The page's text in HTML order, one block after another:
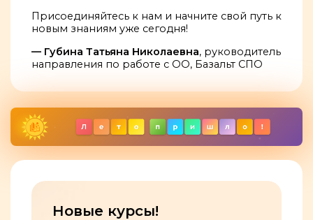
Присоединяйтесь к нам и начните свой путь к
новым знаниям уже сегодня!
— Губина Татьяна Николаевна, руководитель
направления по работе с ОО, Базальт СПО
Новые курсы!